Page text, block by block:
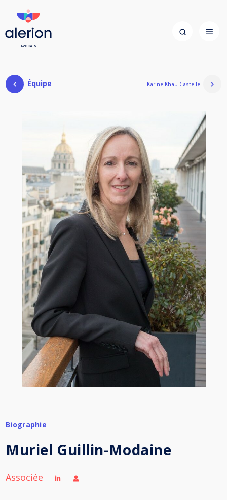
Équipe Karine Khau-Castelle
Biographie
Muriel Guillin-Modaine
Associée